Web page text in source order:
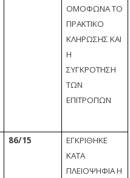
ΟΜΟΦΩΝΑ ΤΟ
ΠΡΑΚΤΙΚΟ
ΚΛΗΡΩΣΗΣ ΚΑΙ
Η
ΣΥΓΚΡΟΤΗΣΗ
ΤΩΝ
ΕΠΙΤΡΟΠΩΝ
86/15
ΕΓΚΡΙΘΗΚΕ
ΚΑΤΑ
ΠΛΕΙΟΨΗΦΙΑ Η